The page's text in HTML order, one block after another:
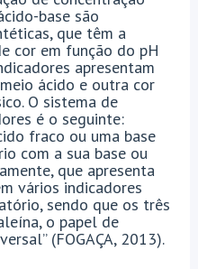
base são
que têm a
cor em função do pH
apresentam
ácido e outra cor
O sistema de
é o seguinte:
fraco ou uma base
com a sua base ou
que apresenta
vários indicadores
sendo que os três
o papel de
(FOGAÇA, 2013).